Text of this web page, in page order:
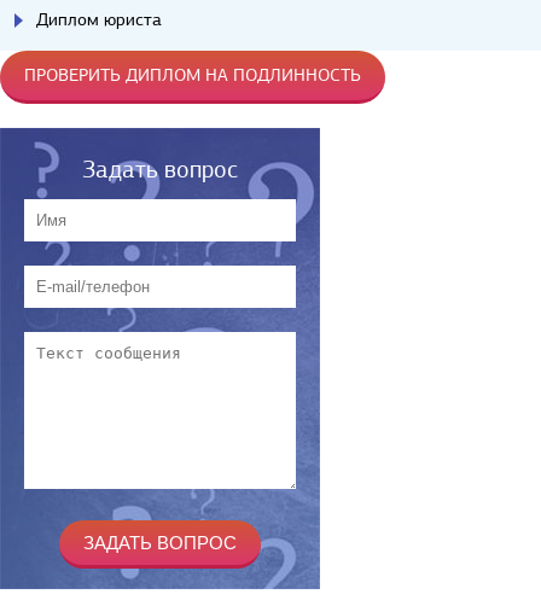
Диплом юриста
ПРОВЕРИТЬ ДИПЛОМ НА ПОДЛИННОСТЬ
Задать вопрос